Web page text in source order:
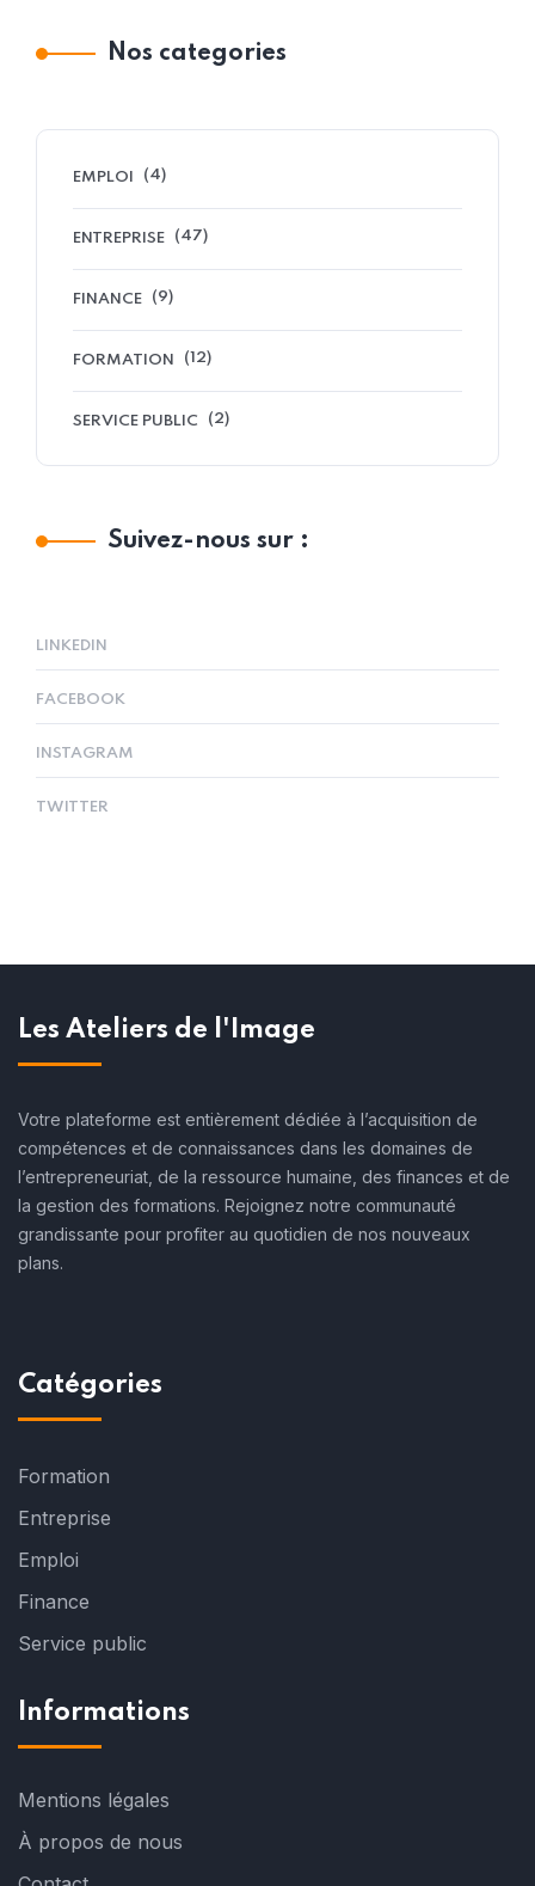
Nos categories
EMPLOI (4)
ENTREPRISE (47)
FINANCE (9)
FORMATION (12)
SERVICE PUBLIC (2)
Suivez-nous sur :
LINKEDIN
FACEBOOK
INSTAGRAM
TWITTER
Les Ateliers de l'Image
Votre plateforme est entièrement dédiée à l’acquisition de
compétences et de connaissances dans les domaines de
l’entrepreneuriat, de la ressource humaine, des finances et de
la gestion des formations. Rejoignez notre communauté
grandissante pour profiter au quotidien de nos nouveaux
plans.
Catégories
Formation
Entreprise
Emploi
Finance
Service public
Informations
Mentions légales
À propos de nous